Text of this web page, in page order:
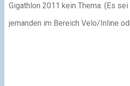
Gigathlon 2011 kein Thema. (Es
jemanden im Bereich Velo/Inline